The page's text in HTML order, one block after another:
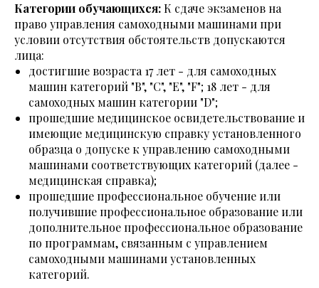
Категории обучающихся:К сдаче экзаменов на
право управления самоходными машинами при
условии отсутствия обстоятельств допускаются
лица:
достигшие возраста 17 лет - для самоходных
машин категорий "B", "C", "E", "F"; 18 лет - для
самоходных машин категории "D";
прошедшие медицинское освидетельствование и
имеющие медицинскую справку установленного
образца о допуске к управлению самоходными
машинами соответствующих категорий (далее -
медицинская справка);
прошедшие профессиональное обучение или
получившие профессиональное образование или
дополнительное профессиональное образование
по программам, связанным с управлением
самоходными машинами установленных
категорий.